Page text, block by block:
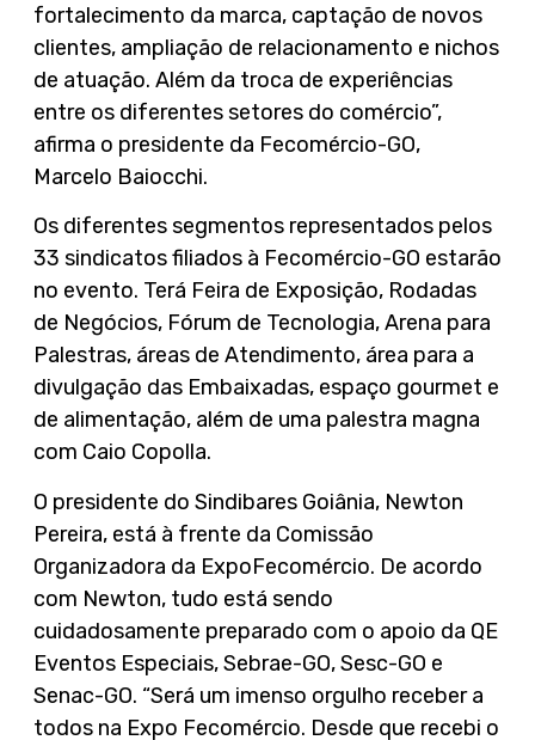
fortalecimento da marca, captação de novos
clientes, ampliação de relacionamento e nichos
de atuação. Além da troca de experiências
entre os diferentes setores do comércio”,
afirma o presidente da Fecomércio-GO,
Marcelo Baiocchi.
Os diferentes segmentos representados pelos
33 sindicatos filiados à Fecomércio-GO estarão
no evento. Terá Feira de Exposição, Rodadas
de Negócios, Fórum de Tecnologia, Arena para
Palestras, áreas de Atendimento, área para a
divulgação das Embaixadas, espaço gourmet e
de alimentação, além de uma palestra magna
com Caio Copolla.
O presidente do Sindibares Goiânia, Newton
Pereira, está à frente da Comissão
Organizadora da ExpoFecomércio. De acordo
com Newton, tudo está sendo
cuidadosamente preparado com o apoio da QE
Eventos Especiais, Sebrae-GO, Sesc-GO e
Senac-GO. “Será um imenso orgulho receber a
todos na Expo Fecomércio. Desde que recebi o